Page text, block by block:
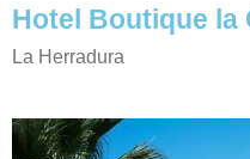
Hotel Boutique la
La Herradura